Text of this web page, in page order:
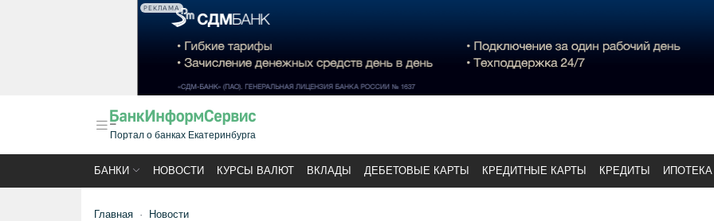
РЕКЛАМА
Портал о банках Екатеринбурга
БАНКИ НОВОСТИ КУРСЫ ВАЛЮТ ВКЛАДЫ ДЕБЕТОВЫЕ КАРТЫ КРЕДИТНЫЕ КАРТЫ КРЕДИТЫ ИПОТЕКА
Главная Новости